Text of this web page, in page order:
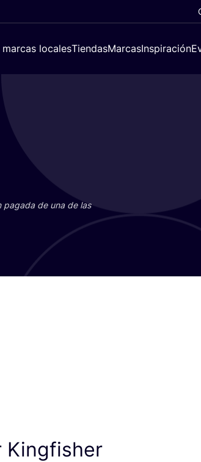
localesTiendasMarcasInspiración
paga­da de una de las
Kingfisher